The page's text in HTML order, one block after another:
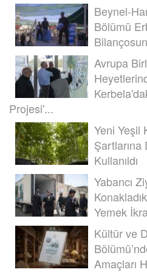
Beynel-
Bölümü
Avrupa
Projesi'...
Yeni Yeşil
Şartlarına
Kullanıldı
Yabancı
Yemek
Kültür ve
Amaçları